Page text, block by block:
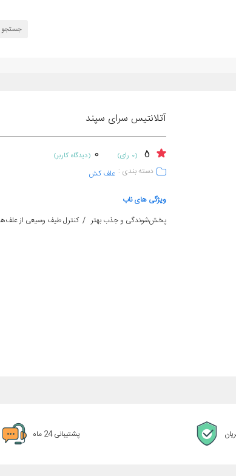
آتلانتیس سرای سپند
(0 رای) 0 (دیدگاه کاربر)
دسته بندی : علف کش
ویژگی های ناب
پخش‌شوندگی و جذب بهتر / کنترل طیف وسیعی از
پشتیبانی 24 ماه